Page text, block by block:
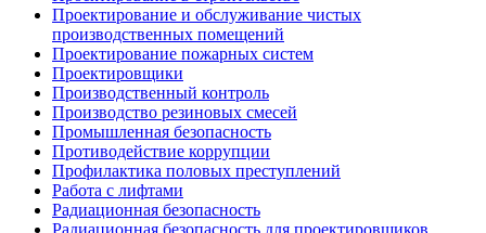
Проектирование и обслуживание чистых
производственных помещений
Проектирование пожарных систем
Проектировщики
Производственный контроль
Производство резиновых смесей
Промышленная безопасность
Противодействие коррупции
Профилактика половых преступлений
Работа с лифтами
Радиационная безопасность
Радиационная безопасность для проектировщиков